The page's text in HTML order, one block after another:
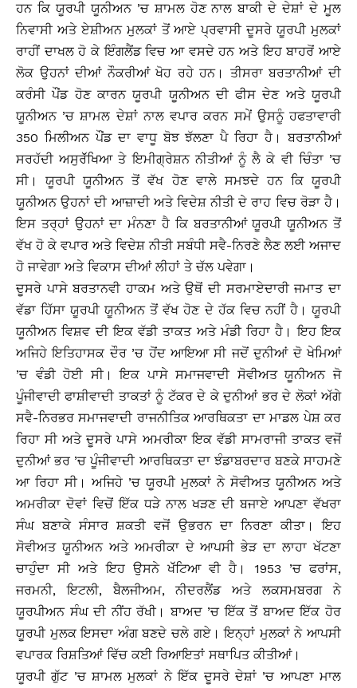
ਹਨ ਕਿ ਯੂਰਪੀ ਯੂਨੀਅਨ ’ਚ ਸ਼ਾਮਲ ਹੋਣ ਨਾਲ ਬਾਕੀ ਦੇ ਦੇਸ਼ਾਂ ਦੇ ਮੂਲ
ਨਿਵਾਸੀ ਅਤੇ ਏਸ਼ੀਅਨ ਮੁਲਕਾਂ ਤੋਂ ਆਏ ਪ੍ਰਵਾਸੀ ਦੂਸਰੇ ਯੂਰਪੀ ਮੁਲਕਾਂ
ਰਾਹੀਂ ਦਾਖਲ ਹੋ ਕੇ ਇੰਗਲੈਂਡ ਵਿਚ ਆ ਵਸਦੇ ਹਨ ਅਤੇ ਇਹ ਬਾਹਰੋਂ ਆਏ
ਲੋਕ ਉਹਨਾਂ ਦੀਆਂ ਨੌਕਰੀਆਂ ਖੋਹ ਰਹੇ ਹਨ। ਤੀਸਰਾ ਬਰਤਾਨੀਆਂ ਦੀ
ਕਰੰਸੀ ਪੌਂਡ ਹੋਣ ਕਾਰਨ ਯੂਰਪੀ ਯੂਨੀਅਨ ਦੀ ਫੀਸ ਦੇਣ ਅਤੇ ਯੂਰਪੀ
ਯੂਨੀਅਨ ’ਚ ਸ਼ਾਮਲ ਦੇਸ਼ਾਂ ਨਾਲ ਵਪਾਰ ਕਰਨ ਸਮੇਂ ਉਸਨੂੰ ਹਫਤਾਵਾਰੀ
350 ਮਿਲੀਅਨ ਪੌਂਡ ਦਾ ਵਾਧੂ ਬੋਝ ਝੱਲਣਾ ਪੈ ਰਿਹਾ ਹੈ। ਬਰਤਾਨੀਆਂ
ਸਰਹੱਦੀ ਅਸੁਰੱੱਖਿਆ ਤੇ ਇਮੀਗ੍ਰੇਸ਼ਨ ਨੀਤੀਆਂ ਨੂੰ ਲੈ ਕੇ ਵੀ ਚਿੰਤਾ ’ਚ
ਸੀ। ਯੂਰਪੀ ਯੂਨੀਅਨ ਤੋਂ ਵੱਖ ਹੋਣ ਵਾਲੇ ਸਮਝਦੇ ਹਨ ਕਿ ਯੂਰਪੀ
ਯੂਨੀਅਨ ਉਹਨਾਂ ਦੀ ਆਜ਼ਾਦੀ ਅਤੇ ਵਿਦੇਸ਼ ਨੀਤੀ ਦੇ ਰਾਹ ਵਿਚ ਰੋੜਾ ਹੈ।
ਇਸ ਤਰ੍ਹਾਂ ਉਹਨਾਂ ਦਾ ਮੰਨਣਾ ਹੈ ਕਿ ਬਰਤਾਨੀਆਂ ਯੂਰਪੀ ਯੂਨੀਅਨ ਤੋਂ
ਵੱਖ ਹੋ ਕੇ ਵਪਾਰ ਅਤੇ ਵਿਦੇਸ਼ ਨੀਤੀ ਸਬੰਧੀ ਸਵੈ-ਨਿਰਣੇ ਲੈਣ ਲਈ ਅਜਾਦ
ਹੋ ਜਾਵੇਗਾ ਅਤੇ ਵਿਕਾਸ ਦੀਆਂ ਲੀਹਾਂ ਤੇ ਚੱਲ ਪਵੇਗਾ।
ਦੂਸਰੇ ਪਾਸੇ ਬਰਤਾਨਵੀ ਹਾਕਮ ਅਤੇ ਉਥੋਂ ਦੀ ਸਰਮਾਏਦਾਰੀ ਜਮਾਤ ਦਾ
ਵੱਡਾ ਹਿੱਸਾ ਯੂਰਪੀ ਯੂਨੀਅਨ ਤੋਂ ਵੱਖ ਹੋਣ ਦੇ ਹੱਕ ਵਿਚ ਨਹੀਂ ਹੈ। ਯੂਰਪੀ
ਯੂਨੀਅਨ ਵਿਸ਼ਵ ਦੀ ਇਕ ਵੱਡੀ ਤਾਕਤ ਅਤੇ ਮੰਡੀ ਰਿਹਾ ਹੈ। ਇਹ ਇਕ
ਅਜਿਹੇ ਇਤਿਹਾਸਕ ਦੌਰ ’ਚ ਹੋਂਦ ਆਇਆ ਸੀ ਜਦੋਂ ਦੁਨੀਆਂ ਦੋ ਖੇਮਿਆਂ
’ਚ ਵੰਡੀ ਹੋਈ ਸੀ। ਇਕ ਪਾਸੇ ਸਮਾਜਵਾਦੀ ਸੋਵੀਅਤ ਯੂਨੀਅਨ ਜੋ
ਪੂੰਜੀਵਾਦੀ ਫਾਸ਼ੀਵਾਦੀ ਤਾਕਤਾਂ ਨੂੰ ਟੱਕਰ ਦੇ ਕੇ ਦੁਨੀਆਂ ਭਰ ਦੇ ਲੋਕਾਂ ਅੱਗੇ
ਸਵੈ-ਨਿਰਭਰ ਸਮਾਜਵਾਦੀ ਰਾਜਨੀਤਿਕ ਆਰਥਿਕਤਾ ਦਾ ਮਾਡਲ ਪੇਸ਼ ਕਰ
ਰਿਹਾ ਸੀ ਅਤੇ ਦੂਸਰੇ ਪਾਸੇ ਅਮਰੀਕਾ ਇਕ ਵੱਡੀ ਸਾਮਰਾਜੀ ਤਾਕਤ ਵਜੋਂ
ਦੁਨੀਆਂ ਭਰ ’ਚ ਪੂੰਜੀਵਾਦੀ ਆਰਥਿਕਤਾ ਦਾ ਝੰਡਾਬਰਦਾਰ ਬਣਕੇ ਸਾਹਮਣੇ
ਆ ਰਿਹਾ ਸੀ। ਅਜਿਹੇ ’ਚ ਯੂਰਪੀ ਮੁਲਕਾਂ ਨੇ ਸੋਵੀਅਤ ਯੂਨੀਅਨ ਅਤੇ
ਅਮਰੀਕਾ ਦੋਵਾਂ ਵਿਚੋਂ ਇੱਕ ਧੜੇ ਨਾਲ ਖੜਣ ਦੀ ਬਜਾਏ ਆਪਣਾ ਵੱਖਰਾ
ਸੰਘ ਬਣਾਕੇ ਸੰਸਾਰ ਸ਼ਕਤੀ ਵਜੋਂ ਉਭਰਨ ਦਾ ਨਿਰਣਾ ਕੀਤਾ। ਇਹ
ਸੋਵੀਅਤ ਯੂਨੀਅਨ ਅਤੇ ਅਮਰੀਕਾ ਦੇ ਆਪਸੀ ਭੇੜ ਦਾ ਲਾਹਾ ਖੱਟਣਾ
ਚਾਹੁੰਦਾ ਸੀ ਅਤੇ ਇਹ ਉਸਨੇ ਖੱੱਟਿਆ ਵੀ ਹੈ। 1953 ’ਚ ਫਰਾਂਸ,
ਜਰਮਨੀ, ਇਟਲੀ, ਬੈਲਜੀਅਮ, ਨੀਦਰਲੈਂਡ ਅਤੇ ਲਕਸਮਬਰਗ ਨੇ
ਯੂਰਪੀਅਨ ਸੰਘ ਦੀ ਨੀਂਹ ਰੱਖੀ। ਬਾਅਦ ’ਚ ਇੱਕ ਤੋਂ ਬਾਅਦ ਇੱਕ ਹੋਰ
ਯੂਰਪੀ ਮੁਲਕ ਇਸਦਾ ਅੰਗ ਬਣਦੇ ਚਲੇ ਗਏ। ਇਨ੍ਹਾਂ ਮੁਲਕਾਂ ਨੇ ਆਪਸੀ
ਵਪਾਰਕ ਰਿਸ਼ਤਿਆਂ ਵਿੱਚ ਕਈ ਰਿਆਇਤਾਂ ਸਥਾਪਿਤ ਕੀਤੀਆਂ।
ਯੂਰਪੀ ਗੁੱਟ ’ਚ ਸ਼ਾਮਲ ਮੁਲਕਾਂ ਨੇ ਇੱਕ ਦੂਸਰੇ ਦੇਸ਼ਾਂ ’ਚ ਆਪਣਾ ਮਾਲ